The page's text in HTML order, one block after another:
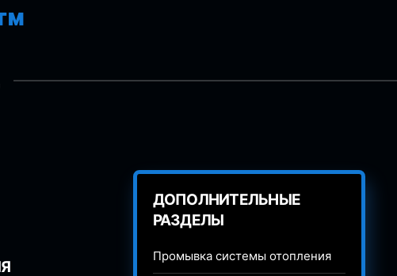
ДОПОЛНИТЕЛЬНЫЕ
РАЗДЕЛЫ
Промывка системы отопления